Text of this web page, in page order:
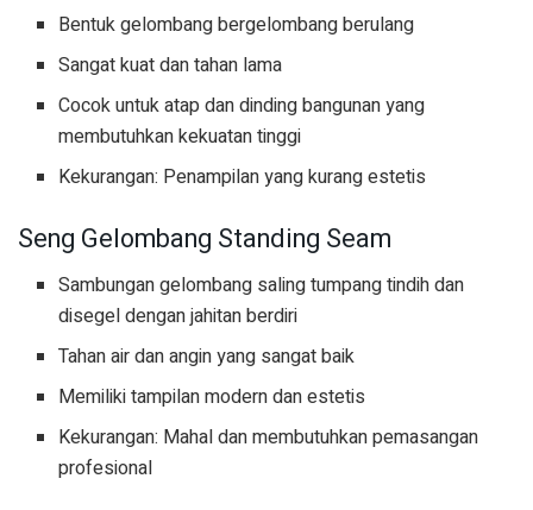
Bentuk gelombang bergelombang berulang
Sangat kuat dan tahan lama
Cocok untuk atap dan dinding bangunan yang
membutuhkan kekuatan tinggi
Kekurangan: Penampilan yang kurang estetis
Seng Gelombang Standing Seam
Sambungan gelombang saling tumpang tindih dan
disegel dengan jahitan berdiri
Tahan air dan angin yang sangat baik
Memiliki tampilan modern dan estetis
Kekurangan: Mahal dan membutuhkan pemasangan
profesional